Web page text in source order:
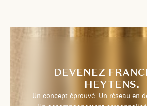
DEVENEZ
HEYTENS.
Un concept éprouvé. Un réseau en